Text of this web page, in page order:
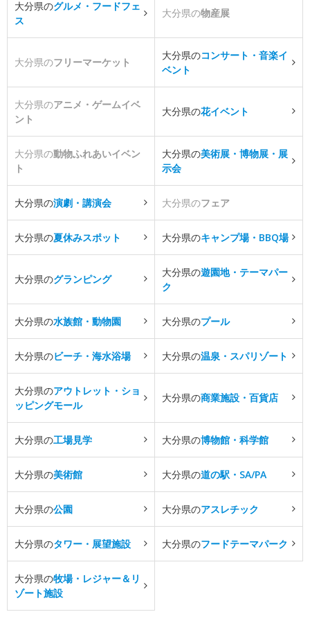
大分県のグルメ・フードフェ
ス
大分県の物産展
大分県のフリーマーケット
大分県のコンサート・音楽イ
ベント
大分県のアニメ・ゲームイベ
ント
大分県の花イベント
大分県の動物ふれあいイベン
ト
大分県の美術展・博物展・展
示会
大分県の演劇・講演会 大分県のフェア
大分県の夏休みスポット 大分県のキャンプ場・BBQ場
大分県のグランピング
大分県の遊園地・テーマパー
ク
大分県の水族館・動物園 大分県のプール
大分県のビーチ・海水浴場 大分県の温泉・スパリゾート
大分県のアウトレット・ショ
ッピングモール
大分県の商業施設・百貨店
大分県の工場見学 大分県の博物館・科学館
大分県の美術館 大分県の道の駅・SA/PA
大分県の公園 大分県のアスレチック
大分県のタワー・展望施設 大分県のフードテーマパーク
大分県の牧場・レジャー＆リ
ゾート施設